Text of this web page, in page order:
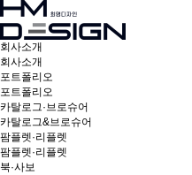
회사소개
회사소개
포트폴리오
포트폴리오
카탈로그·브로슈어
카탈로그&브로슈어
팜플렛·리플렛
팜플렛·리플렛
북·사보